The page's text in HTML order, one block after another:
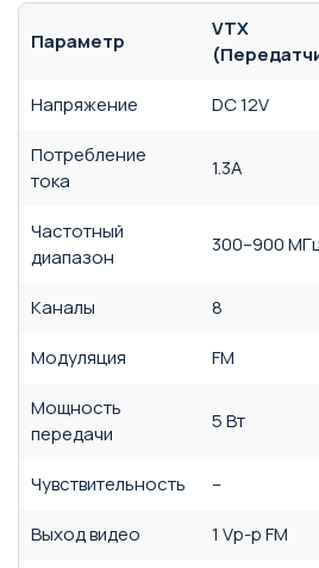
Параметр
VTX
Напряжение
DC 12V
Потребление
тока
1.3A
Частотный
диапазон
300–900
Каналы 8
Модуляция
FM
Мощность
передачи
5 Вт
Чувствительность –
Выход видео
1 Vp-p FM